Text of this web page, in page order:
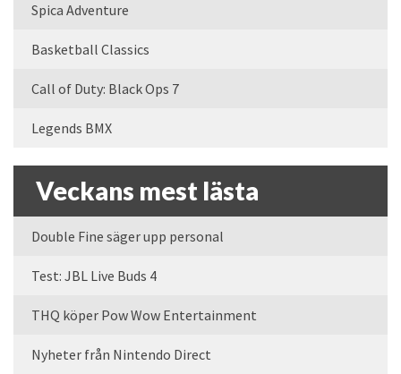
Spica Adventure
Basketball Classics
Call of Duty: Black Ops 7
Legends BMX
Veckans mest lästa
Double Fine säger upp personal
Test: JBL Live Buds 4
THQ köper Pow Wow Entertainment
Nyheter från Nintendo Direct